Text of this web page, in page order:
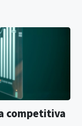
competitiva